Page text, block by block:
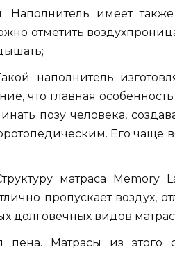
Наполнитель имеет
отметить
наполнитель
что главная
позу человека,
Его чаще
матраса Memory
пропускает воздух,
долговечных видов
пена. Матрасы из этого